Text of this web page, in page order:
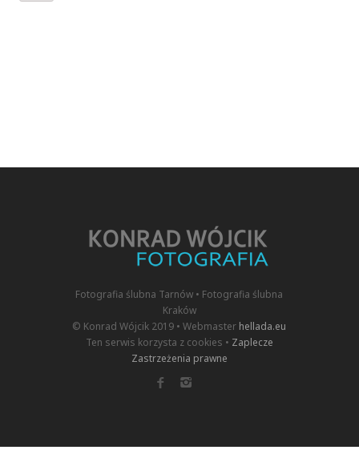
Fotografia ślubna Tarnów • Fotografia ślubna
Kraków
© Konrad Wójcik 2019 • Webmaster hellada.eu
Ten serwis korzysta z cookies • Zaplecze
Zastrzeżenia prawne